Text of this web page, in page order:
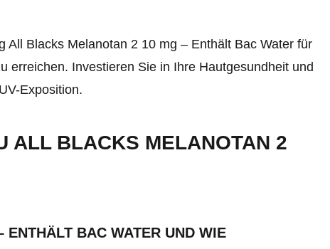
Blacks Melanotan 2 10 mg – Enthält Bac Water für
erreichen. Investieren Sie in Ihre Hautgesundheit und
Exposition.
ALL BLACKS MELANOTAN 2
BAC WATER UND WIE